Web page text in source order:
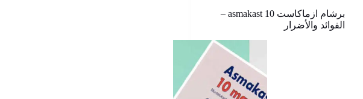
برشام ازماكاست 10 asmakast –
الفوائد والأضرار